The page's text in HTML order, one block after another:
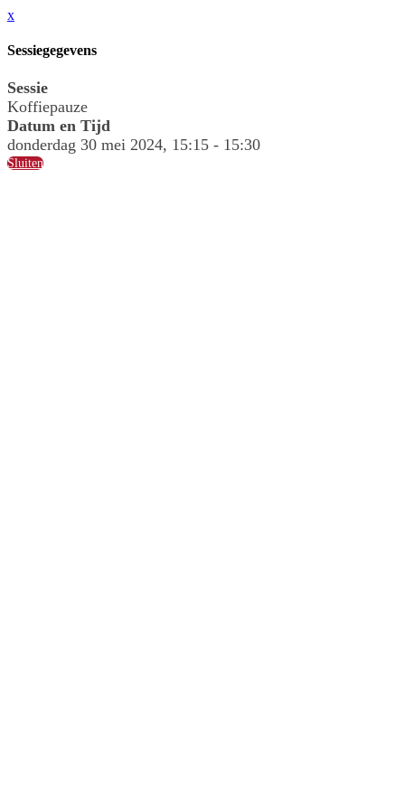
x
Sessiegegevens
Sessie
Koffiepauze
Datum en Tijd
donderdag 30 mei 2024, 15:15 - 15:30
Sluiten